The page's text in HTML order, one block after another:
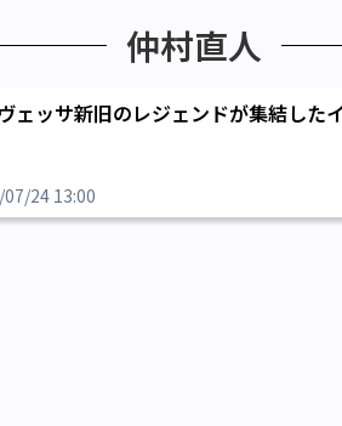
仲村直人
ェッサ新旧のレジェンドが集結した
24 13:00